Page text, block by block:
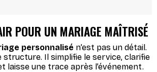
POUR UN MARIAGE MAÎTRISÉ
personnalisé n’est pas un détail.
structure. Il simplifie le service, clarifie
laisse une trace après l’événement.